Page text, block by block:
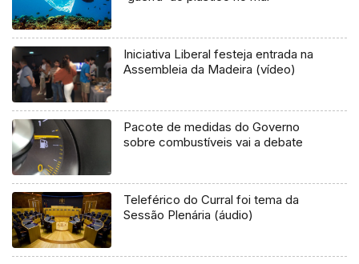
Iniciativa Liberal festeja entrada na
Assembleia da Madeira (vídeo)
Pacote de medidas do Governo
sobre combustíveis vai a debate
Teleférico do Curral foi tema da
Sessão Plenária (áudio)